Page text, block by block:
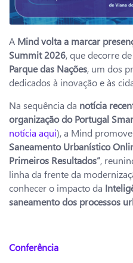
A Mind volta a marcar
Summit 2026, que decorre de
Parque das Nações, um dos
dedicados à inovação e às
Na sequência da notícia
organização do Portugal
notícia aqui), a Mind
Saneamento Urbanístico
Primeiros Resultados”,
linha da frente da
conhecer o impacto da
saneamento dos processos
Conferência